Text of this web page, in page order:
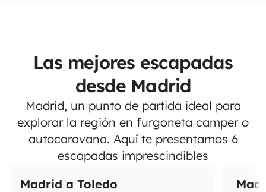
Las mejores escapadas
desde Madrid
Madrid, un punto de partida ideal para
explorar la región en furgoneta camper o
autocaravana. Aquí te presentamos 6
escapadas imprescindibles
Madrid a Toledo